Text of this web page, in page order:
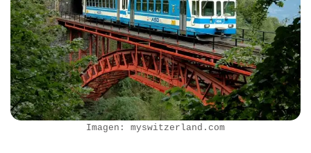
Imagen: myswitzerland.com